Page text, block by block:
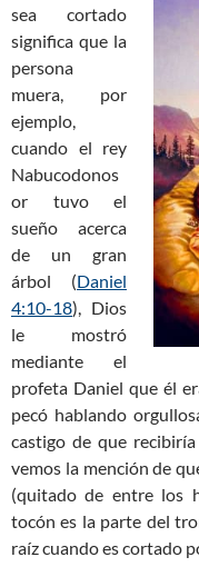
sea cortado
significa que la
persona
muera, por
ejemplo,
cuando el rey
Nabucodonos
or tuvo el
sueño acerca
de un gran
árbol (Daniel
4:10-18), Dios
le mostró
mediante el
profeta Daniel que él
pecó hablando
castigo de que
vemos la mención de
(quitado de entre los
tocón es la parte del
raíz cuando es cortado